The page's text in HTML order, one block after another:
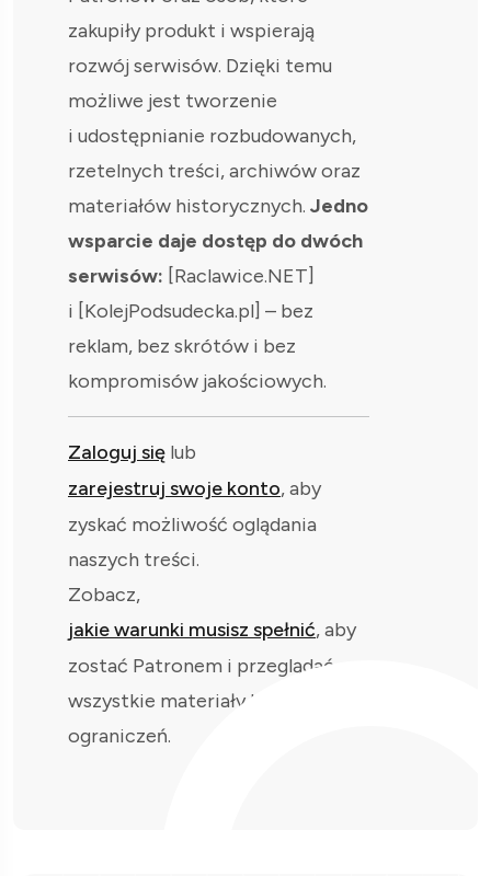
zakupiły produkt i wspierają
rozwój serwisów. Dzięki temu
możliwe jest tworzenie
i udostępnianie rozbudowanych,
rzetelnych treści, archiwów oraz
materiałów historycznych. Jedno
wsparcie daje dostęp do dwóch
serwisów: [Raclawice.NET]
i [KolejPodsudecka.pl] – bez
reklam, bez skrótów i bez
kompromisów jakościowych.
Zaloguj się lub
zarejestruj swoje konto, aby
zyskać możliwość oglądania
naszych treści.
Zobacz,
jakie warunki musisz spełnić, aby
zostać Patronem i przeglądać
wszystkie materiały bez
ograniczeń.